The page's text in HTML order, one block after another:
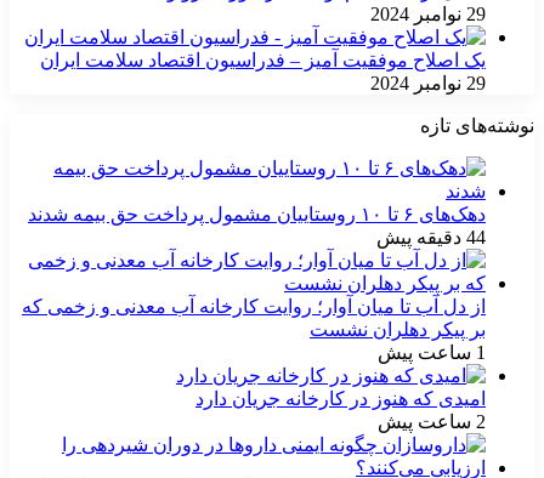
29 نوامبر 2024
یک اصلاح موفقیت آمیز – فدراسیون اقتصاد سلامت ایران
29 نوامبر 2024
نوشته‌های تازه
دهک‌های ۶ تا ۱۰ روستاییان مشمول پرداخت حق بیمه شدند
44 دقیقه پیش
از دل آب تا میان آوار؛ روایت کارخانه آب معدنی و زخمی که
بر پیکر دهلران نشست
1 ساعت پیش
امیدی که هنوز در کارخانه جریان دارد
2 ساعت پیش